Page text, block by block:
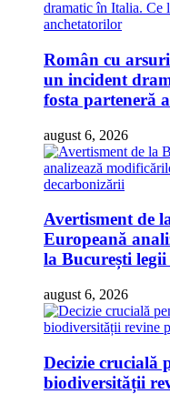
Român cu
un incident
fosta parteneră
august 6, 2026
Avertisment de
Europeană
la București
august 6, 2026
Decizie crucială
biodiversității